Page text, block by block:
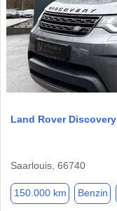
Land Rover Discovery
Saarlouis, 66740
150.000 km Benzin